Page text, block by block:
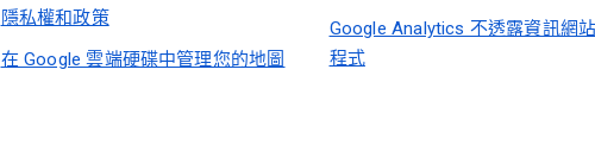
隱私權和政策
在 Google 雲端硬碟中管理您的地圖
Google Analytics 不透露資訊網
程式